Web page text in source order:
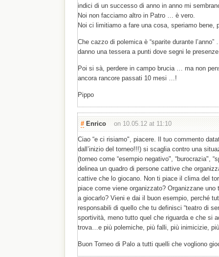
indici di un successo di anno in anno mi
Noi non facciamo altro in Patro … è vero.
Noi ci limitiamo a fare una cosa, speriamo bene,
Che cazzo di polemica è “sparite durante
danno una tessera a punti dove segni le
Poi si sà, perdere in campo brucia … ma non
ancora rancore passati 10 mesi …!
Pippo
# Enrico on 10.05.12 at 11:10
Ciao “e ci risiamo", piacere. Il tuo commento
dall’inizio del torneo!!!) si scaglia contro una
(torneo come “esempio negativo", “burocrazia",
delinea un quadro di persone cattive che
cattive che lo giocano. Non ti piace il clima del
piace come viene organizzato? Organizzane
a giocarlo? Vieni e dai il buon esempio, perché
responsabili di quello che tu definisci “teatro di
sportività, meno tutto quel che riguarda e che si
trova…e più polemiche, più falli, più inimicizie,
Buon Torneo di Palo a tutti quelli che vogliono